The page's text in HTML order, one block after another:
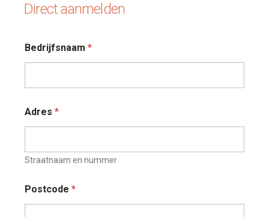
Direct aanmelden
Bedrijfsnaam *
Adres *
Straatnaam en nummer
Postcode *